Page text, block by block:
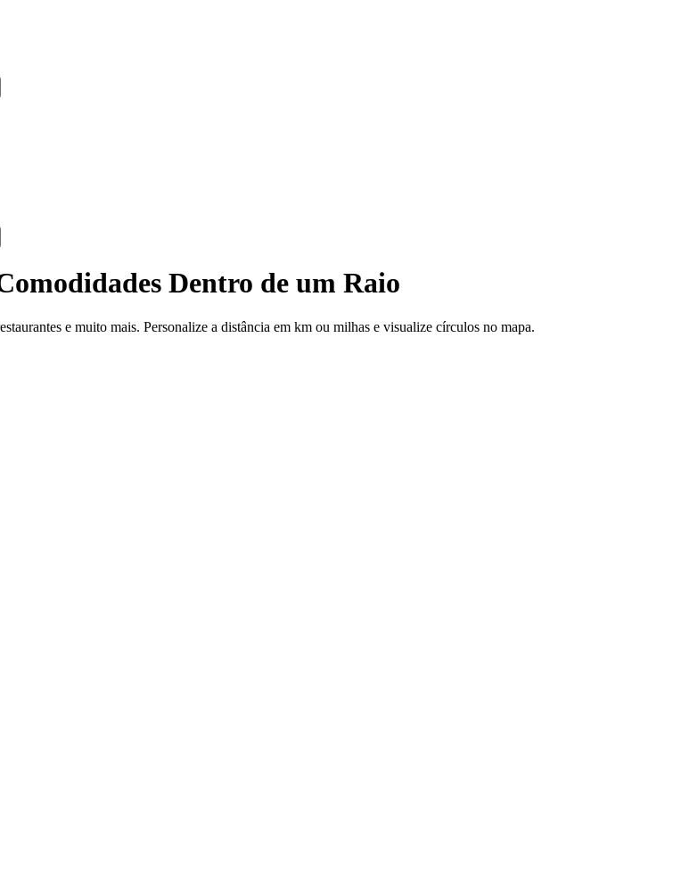
Dentro de um Raio
e muito mais. Personalize a distância em km ou milhas e visualize círculos no mapa.